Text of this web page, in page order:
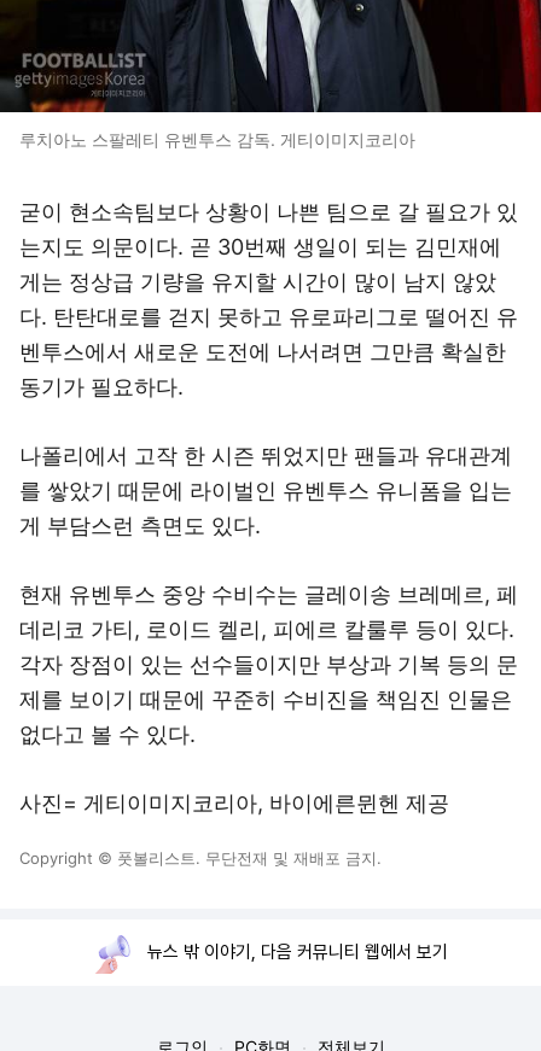
루치아노 스팔레티 유벤투스 감독. 게티이미지코리아
굳이 현소속팀보다 상황이 나쁜 팀으로 갈 필요가 있
는지도 의문이다. 곧 30번째 생일이 되는 김민재에
게는 정상급 기량을 유지할 시간이 많이 남지 않았
다. 탄탄대로를 걷지 못하고 유로파리그로 떨어진 유
벤투스에서 새로운 도전에 나서려면 그만큼 확실한
동기가 필요하다.
나폴리에서 고작 한 시즌 뛰었지만 팬들과 유대관계
를 쌓았기 때문에 라이벌인 유벤투스 유니폼을 입는
게 부담스런 측면도 있다.
현재 유벤투스 중앙 수비수는 글레이송 브레메르, 페
데리코 가티, 로이드 켈리, 피에르 칼룰루 등이 있다.
각자 장점이 있는 선수들이지만 부상과 기복 등의 문
제를 보이기 때문에 꾸준히 수비진을 책임진 인물은
없다고 볼 수 있다.
사진= 게티이미지코리아, 바이에른뮌헨 제공
Copyright © 풋볼리스트. 무단전재 및 재배포 금지.
뉴스 밖 이야기, 다음 커뮤니티 웹에서 보기
로그인 PC화면 전체보기